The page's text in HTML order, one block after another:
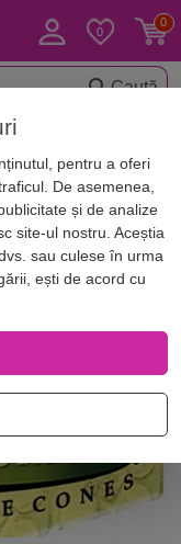
Caută
pentru a oferi
De asemenea,
și de analize
site-ul nostru. Aceștia
sau culese în urma
ești de acord cu